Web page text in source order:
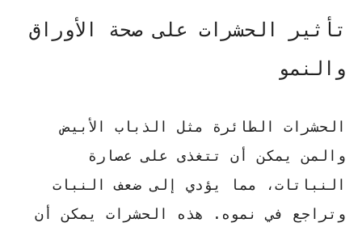
تأثير الحشرات على صحة الأوراق
والنمو
الحشرات الطائرة مثل الذباب الأبيض
والمن يمكن أن تتغذى على عصارة
النباتات، مما يؤدي إلى ضعف النبات
وتراجع في نموه. هذه الحشرات يمكن أن